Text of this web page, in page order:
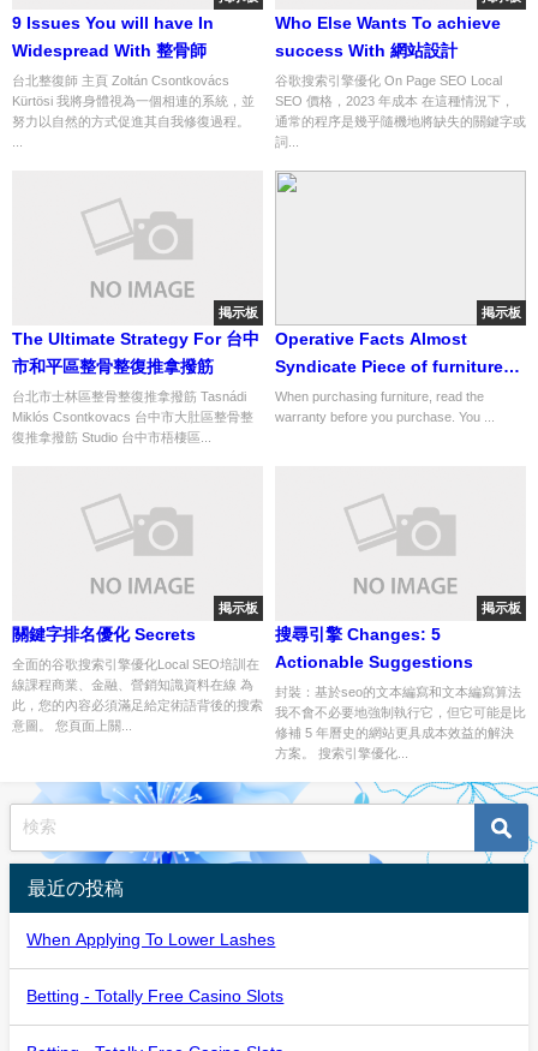
9 Issues You will have In
Widespread With 整骨師
台北整復師 主頁 Zoltán Csontkovács
Kürtösi 我將身體視為一個相連的系統，並
努力以自然的方式促進其自我修復過程。
Who Else Wants To achieve
success With 網站設計
谷歌搜索引擎優化 On Page SEO Local
SEO 價格，2023 年成本 在這種情況下，
通常的程序是幾乎隨機地將缺失的關鍵字或
詞...
掲示板
The Ultimate Strategy For 台中
市和平區整骨整復推拿撥筋
台北市士林區整骨整復推拿撥筋 Tasnádi
Miklós Csontkovacs 台中市大肚區整骨整
復推拿撥筋 Studio 台中市梧棲區...
掲示板
Operative Facts Almost
Syndicate Piece of furniture
Hobbies... information num 40
from 512
When purchasing furniture, read the
warranty before you purchase. You ...
掲示板
關鍵字排名優化 Secrets
全面的谷歌搜索引擎優化Local SEO培訓在
線課程商業、金融、營銷知識資料在線 為
此，您的內容必須滿足給定術語背後的搜索
意圖。 您頁面上關...
掲示板
搜尋引擎 Changes: 5
Actionable Suggestions
封裝：基於seo的文本編寫和文本編寫算法
我不會不必要地強制執行它，但它可能是比
修補 5 年曆史的網站更具成本效益的解決
方案。 搜索引擎優化...
最近の投稿
When Applying To Lower Lashes
Betting - Totally Free Casino Slots